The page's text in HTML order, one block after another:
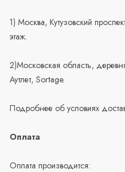
1) Москва, Кутузовский
этаж.
2)Московская область,
Аутлет, Sortage.
Подробнее об условиях
Оплата
Оплата производится: